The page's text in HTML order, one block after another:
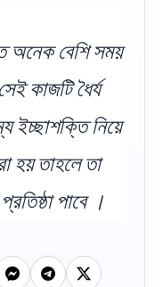
অনেক বেশি সময়
কাজটি ধৈর্য
ইচ্ছাশক্তি নিয়ে
হয় তাহলে তা
পাবে ।